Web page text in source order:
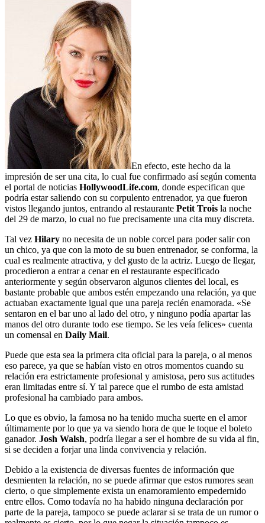
En efecto, este hecho da la
impresión de ser una cita, lo cual fue confirmado así según comenta
el portal de noticias HollywoodLife.com, donde especifican que
podría estar saliendo con su corpulento entrenador, ya que fueron
vistos llegando juntos, entrando al restaurante Petit Trois la noche
del 29 de marzo, lo cual no fue precisamente una cita muy discreta.
Tal vez Hilary no necesita de un noble corcel para poder salir con
un chico, ya que con la moto de su buen entrenador, se conforma, la
cual es realmente atractiva, y del gusto de la actriz. Luego de llegar,
procedieron a entrar a cenar en el restaurante especificado
anteriormente y según observaron algunos clientes del local, es
bastante probable que ambos estén empezando una relación, ya que
actuaban exactamente igual que una pareja recién enamorada. «Se
sentaron en el bar uno al lado del otro, y ninguno podía apartar las
manos del otro durante todo ese tiempo. Se les veía felices» cuenta
un comensal en Daily Mail.
Puede que esta sea la primera cita oficial para la pareja, o al menos
eso parece, ya que se habían visto en otros momentos cuando su
relación era estrictamente profesional y amistosa, pero sus actitudes
eran limitadas entre sí. Y tal parece que el rumbo de esta amistad
profesional ha cambiado para ambos.
Lo que es obvio, la famosa no ha tenido mucha suerte en el amor
últimamente por lo que ya va siendo hora de que le toque el boleto
ganador. Josh Walsh, podría llegar a ser el hombre de su vida al fin,
si se deciden a forjar una linda convivencia y relación.
Debido a la existencia de diversas fuentes de información que
desmienten la relación, no se puede afirmar que estos rumores sean
cierto, o que simplemente exista un enamoramiento empedernido
entre ellos. Como todavía no ha habido ninguna declaración por
parte de la pareja, tampoco se puede aclarar si se trata de un rumor o